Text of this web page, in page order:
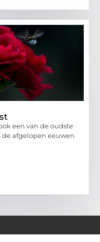
een van de oudste
afgelopen eeuwen